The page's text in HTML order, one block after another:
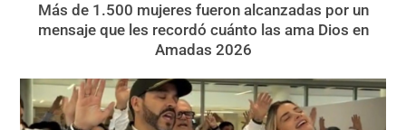
Más de 1.500 mujeres fueron alcanzadas por un
mensaje que les recordó cuánto las ama Dios en
Amadas 2026